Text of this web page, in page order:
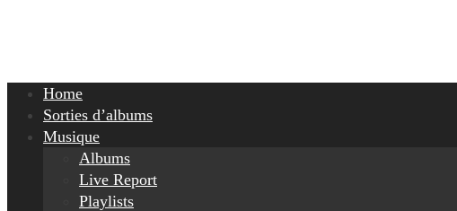
Home
Sorties d’albums
Musique
Albums
Live Report
Playlists